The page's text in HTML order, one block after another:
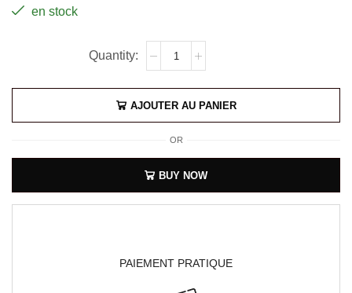
en stock
AJOUTER AU PANIER
OR
BUY NOW
PAIEMENT PRATIQUE